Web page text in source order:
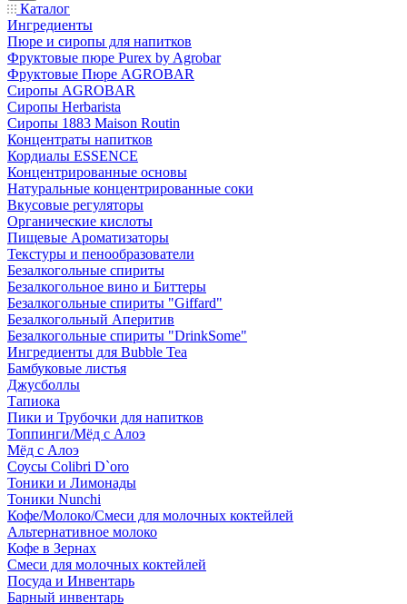
Каталог
Ингредиенты
Пюре и сиропы для напитков
Фруктовые пюре Purex by Agrobar
Фруктовые Пюре AGROBAR
Сиропы AGROBAR
Сиропы Herbarista
Сиропы 1883 Maison Routin
Концентраты напитков
Кордиалы ESSENCE
Концентрированные основы
Натуральные концентрированные соки
Вкусовые регуляторы
Органические кислоты
Пищевые Ароматизаторы
Текстуры и пенообразователи
Безалкогольные спириты
Безалкогольное вино и Биттеры
Безалкогольные спириты "Giffard"
Безалкогольный Аперитив
Безалкогольные спириты "DrinkSome"
Ингредиенты для Bubble Tea
Бамбуковые листья
Джусболлы
Тапиока
Пики и Трубочки для напитков
Топпинги/Мёд с Алоэ
Мёд с Алоэ
Соусы Colibri D`oro
Тоники и Лимонады
Тоники Nunchi
Кофе/Молоко/Смеси для молочных коктейлей
Альтернативное молоко
Кофе в Зернах
Смеси для молочных коктейлей
Посуда и Инвентарь
Барный инвентарь